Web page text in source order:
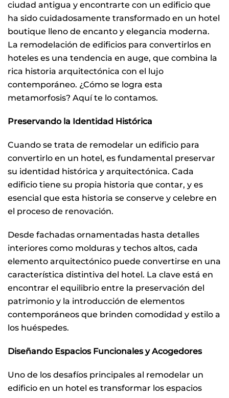
UN
EDIFICIO
EN
UN
ciudad antigua y encontrarte con un edificio que
ha sido cuidadosamente transformado en un hotel
boutique lleno de encanto y elegancia moderna.
La remodelación de edificios para convertirlos en
hoteles es una tendencia en auge, que combina la
rica historia arquitectónica con el lujo
contemporáneo. ¿Cómo se logra esta
metamorfosis? Aquí te lo contamos.
Preservando la Identidad Histórica
Cuando se trata de remodelar un edificio para
convertirlo en un hotel, es fundamental preservar
su identidad histórica y arquitectónica. Cada
edificio tiene su propia historia que contar, y es
esencial que esta historia se conserve y celebre en
el proceso de renovación.
Desde fachadas ornamentadas hasta detalles
interiores como molduras y techos altos, cada
elemento arquitectónico puede convertirse en una
característica distintiva del hotel. La clave está en
encontrar el equilibrio entre la preservación del
patrimonio y la introducción de elementos
contemporáneos que brinden comodidad y estilo a
los huéspedes.
Diseñando Espacios Funcionales y Acogedores
Uno de los desafíos principales al remodelar un
edificio en un hotel es transformar los espacios